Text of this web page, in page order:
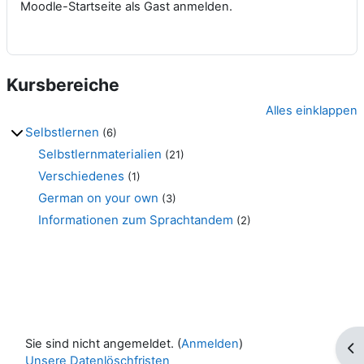
Moodle-Startseite als Gast anmelden.
Kursbereiche
Alles einklappen
Selbstlernen (6)
Selbstlernmaterialien (21)
Verschiedenes (1)
German on your own (3)
Informationen zum Sprachtandem (2)
Sie sind nicht angemeldet. (Anmelden)